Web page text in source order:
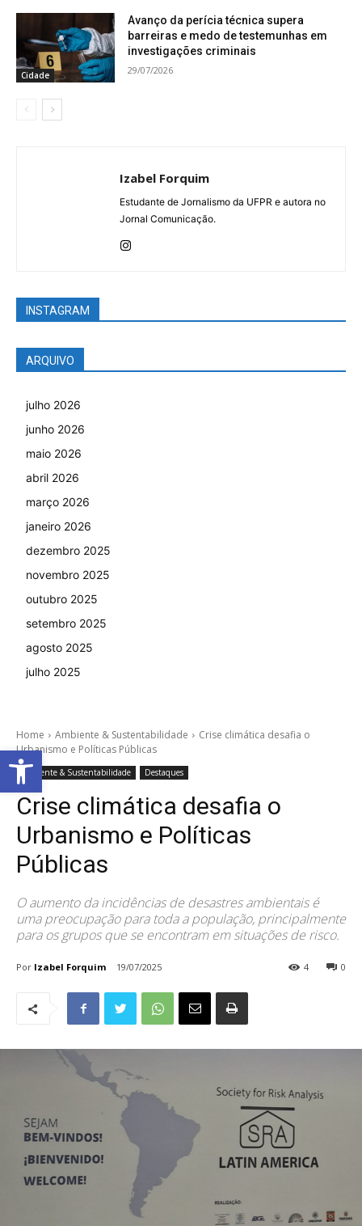
Cidade
Avanço da perícia técnica supera
barreiras e medo de testemunhas em
investigações criminais
29/07/2026
Izabel Forquim
Estudante de Jornalismo da UFPR e autora no
Jornal Comunicação.
INSTAGRAM
ARQUIVO
julho 2026
junho 2026
maio 2026
abril 2026
março 2026
janeiro 2026
dezembro 2025
novembro 2025
outubro 2025
setembro 2025
agosto 2025
julho 2025